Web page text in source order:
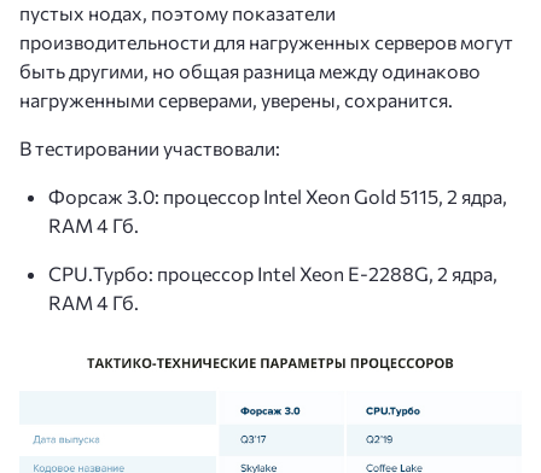
пустых нодах, поэтому показатели
производительности для нагруженных серверов могут
быть другими, но общая разница между одинаково
нагруженными серверами, уверены, сохранится.
В тестировании участвовали:
Форсаж 3.0: процессор Intel Xeon Gold 5115, 2 ядра,
RAM 4 Гб.
CPU.Турбо: процессор Intel Xeon E-2288G, 2 ядра,
RAM 4 Гб.